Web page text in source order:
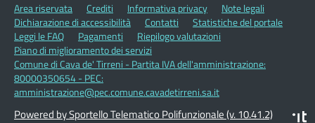
Area riservata Crediti Informativa privacy
Note legali
Dichiarazione di accessibilità
Contatti
Statistiche del portale
Leggi le FAQ
Pagamenti
Riepilogo valutazioni
Piano di miglioramento dei servizi
Comune di Cava de' Tirreni - Partita IVA dell'amministrazione:
80000350654 - PEC:
amministrazione@pec.comune.cavadetirreni.sa.it
Powered by Sportello Telematico Polifunzionale (v. 10.41.2)